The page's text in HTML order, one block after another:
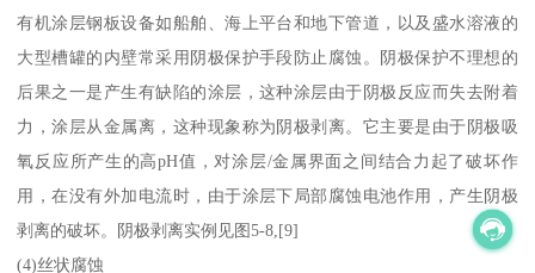
有机涂层钢板设备如船舶、海上平台和地下管道，以及盛水溶液的
大型槽罐的内壁常采用阴极保护手段防止腐蚀。阴极保护不理想的
后果之一是产生有缺陷的涂层，这种涂层由于阴极反应而失去附着
力，涂层从金属离，这种现象称为阴极剥离。它主要是由于阴极吸
氧反应所产生的高pH值，对涂层/金属界面之间结合力起了破坏作
用，在没有外加电流时，由于涂层下局部腐蚀电池作用，产生阴极
剥离的破坏。阴极剥离实例见图5-8,[9]
(4)丝状腐蚀